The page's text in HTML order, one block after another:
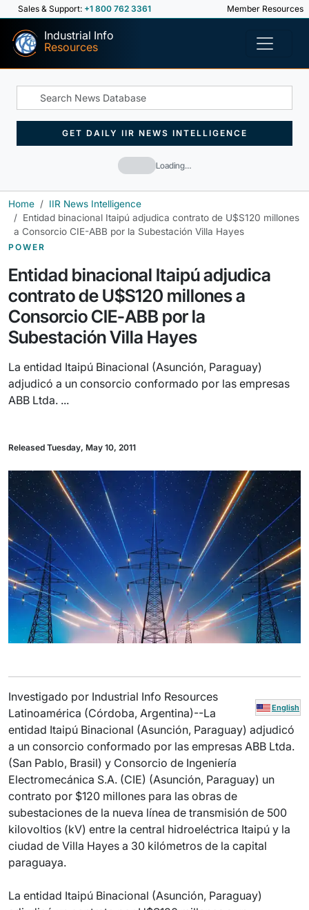
Sales & Support: +1 800 762 3361 Member Resources
Industrial Info
Resources
Loading…
GET DAILY IIR NEWS INTELLIGENCE
Home
IIR News Intelligence
Entidad binacional Itaipú adjudica contrato de U$S120 millones
a Consorcio CIE-ABB por la Subestación Villa Hayes
POWER
Entidad binacional Itaipú adjudica
contrato de U$S120 millones a
Consorcio CIE-ABB por la
Subestación Villa Hayes
La entidad Itaipú Binacional (Asunción, Paraguay)
adjudicó a un consorcio conformado por las empresas
ABB Ltda. ...
Released Tuesday, May 10, 2011
English
Investigado por Industrial Info Resources
Latinoamérica (Córdoba, Argentina)--La
entidad Itaipú Binacional (Asunción, Paraguay) adjudicó
a un consorcio conformado por las empresas ABB Ltda.
(San Pablo, Brasil) y Consorcio de Ingeniería
Electromecánica S.A. (CIE) (Asunción, Paraguay) un
contrato por $120 millones para las obras de
subestaciones de la nueva línea de transmisión de 500
kilovoltios (kV) entre la central hidroeléctrica Itaipú y la
ciudad de Villa Hayes a 30 kilómetros de la capital
paraguaya.
La entidad Itaipú Binacional (Asunción, Paraguay)